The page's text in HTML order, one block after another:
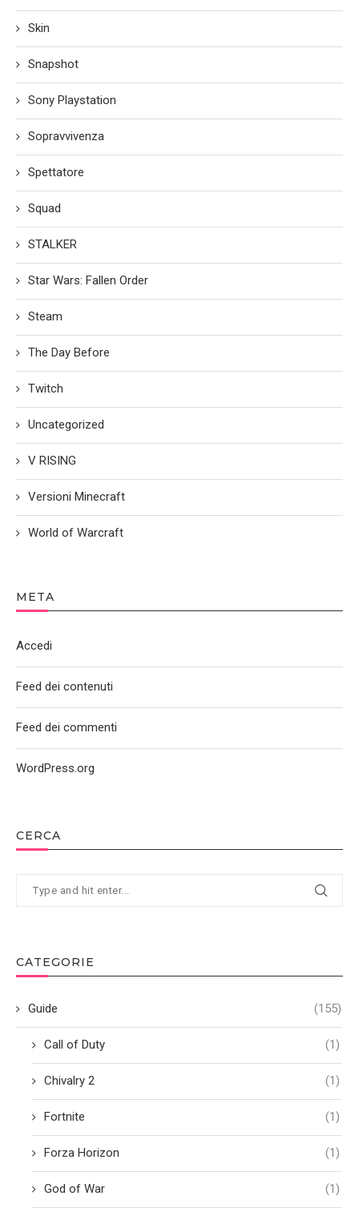
CERCA
CATEGORIE
Guide (155)
Call of Duty (1)
Chivalry 2 (1)
Fortnite (1)
Forza Horizon (1)
God of War (1)
Skin
Snapshot
Sony Playstation
Sopravvivenza
Spettatore
Squad
STALKER
Star Wars: Fallen Order
Steam
The Day Before
Twitch
Uncategorized
V RISING
Versioni Minecraft
World of Warcraft
META
Accedi
Feed dei contenuti
Feed dei commenti
WordPress.org